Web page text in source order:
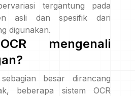
tergantung pada
asli dan spesifik dari
digunakan.
mengenali
besar dirancang
beberapa sistem OCR